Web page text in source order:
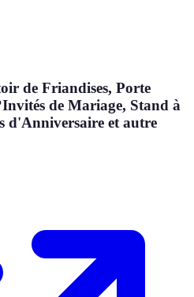
de Friandises, Porte
de Mariage, Stand à
d'Anniversaire et autre